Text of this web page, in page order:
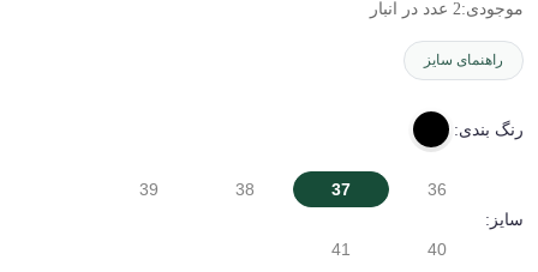
موجودی:2 عدد در انبار
راهنمای سایز
رنگ بندی:
سایز:
36
37
38
39
40
41